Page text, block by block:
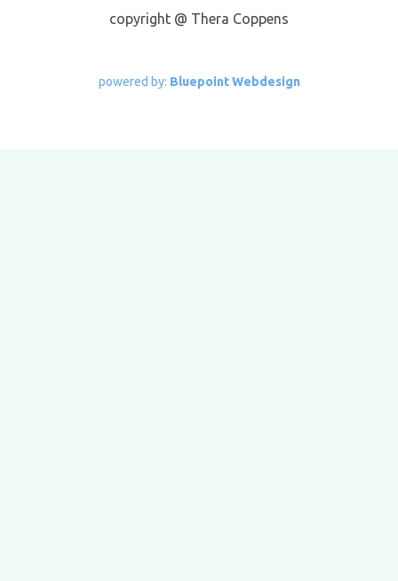
copyright @ Thera Coppens
powe​red by: Bluepoint Webdesign